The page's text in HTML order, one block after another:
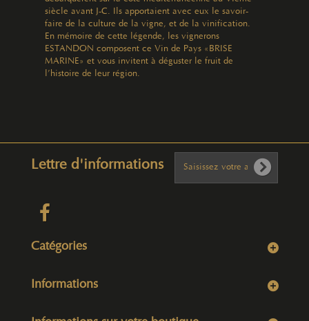
siècle avant J-C. Ils apportaient avec eux le savoir-
faire de la culture de la vigne, et de la vinification.
En mémoire de cette légende, les vignerons
ESTANDON composent ce Vin de Pays «BRISE
MARINE» et vous invitent à déguster le fruit de
l’histoire de leur région.
Lettre d'informations
Catégories
Informations